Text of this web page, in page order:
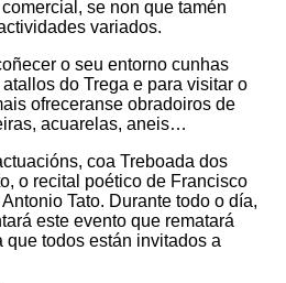
se non que tamén
variados.
o seu entorno cunhas
do Trega e para visitar o
ofreceranse obradoiros de
acuarelas, aneis…
coa Treboada dos
o recital poético de Francisco
Tato. Durante todo o día,
este evento que rematará
todos están invitados a